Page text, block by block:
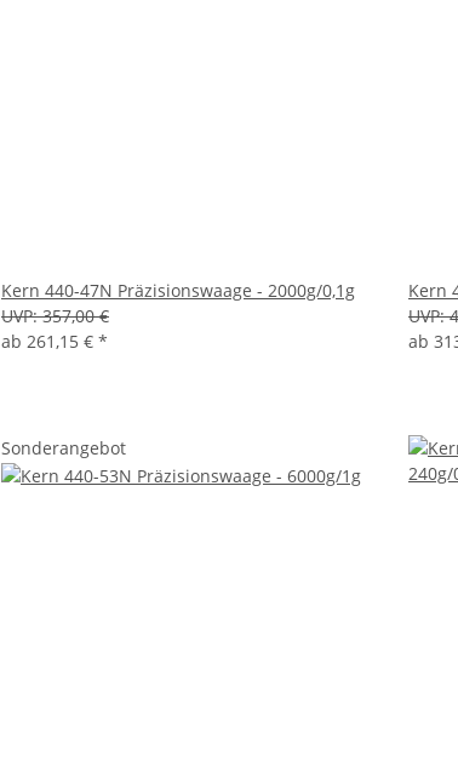
Kern 440-47N Präzisionswaage - 2000g/0,1g
UVP: 357,00 €
ab 261,15 € *
Kern
UVP:
ab
Sonderangebot